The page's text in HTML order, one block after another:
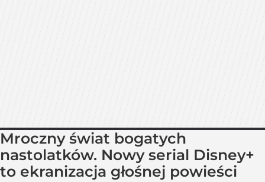
Mroczny świat bogatych
nastolatków. Nowy serial Disney+
to ekranizacja głośnej powieści